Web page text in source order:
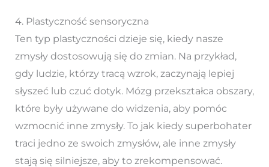
4. Plastyczność sensoryczna
Ten typ plastyczności dzieje się, kiedy nasze
zmysły dostosowują się do zmian. Na przykład,
gdy ludzie, którzy tracą wzrok, zaczynają lepiej
słyszeć lub czuć dotyk. Mózg przekształca obszary,
które były używane do widzenia, aby pomóc
wzmocnić inne zmysły. To jak kiedy superbohater
traci jedno ze swoich zmysłów, ale inne zmysły
stają się silniejsze, aby to zrekompensować.